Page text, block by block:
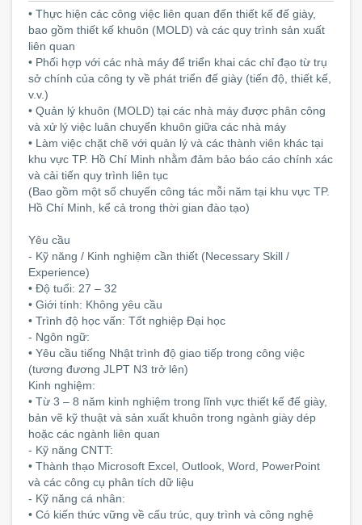
• Thực hiện các công việc liên quan đến thiết kế đế giày,
bao gồm thiết kế khuôn (MOLD) và các quy trình sản xuất
liên quan
• Phối hợp với các nhà máy để triển khai các chỉ đạo từ trụ
sở chính của công ty về phát triển đế giày (tiến độ, thiết kế,
v.v.)
• Quản lý khuôn (MOLD) tại các nhà máy được phân công
và xử lý việc luân chuyển khuôn giữa các nhà máy
• Làm việc chặt chẽ với quản lý và các thành viên khác tại
khu vực TP. Hồ Chí Minh nhằm đảm bảo báo cáo chính xác
và cải tiến quy trình liên tục
(Bao gồm một số chuyến công tác mỗi năm tại khu vực TP.
Hồ Chí Minh, kể cả trong thời gian đào tạo)
Yêu cầu
- Kỹ năng / Kinh nghiệm cần thiết (Necessary Skill /
Experience)
• Độ tuổi: 27 – 32
• Giới tính: Không yêu cầu
• Trình độ học vấn: Tốt nghiệp Đại học
- Ngôn ngữ:
• Yêu cầu tiếng Nhật trình độ giao tiếp trong công việc
(tương đương JLPT N3 trở lên)
Kinh nghiệm:
• Từ 3 – 8 năm kinh nghiệm trong lĩnh vực thiết kế đế giày,
bản vẽ kỹ thuật và sản xuất khuôn trong ngành giày dép
hoặc các ngành liên quan
- Kỹ năng CNTT:
• Thành thạo Microsoft Excel, Outlook, Word, PowerPoint
và các công cụ phân tích dữ liệu
- Kỹ năng cá nhân:
• Có kiến thức vững về cấu trúc, quy trình và công nghệ